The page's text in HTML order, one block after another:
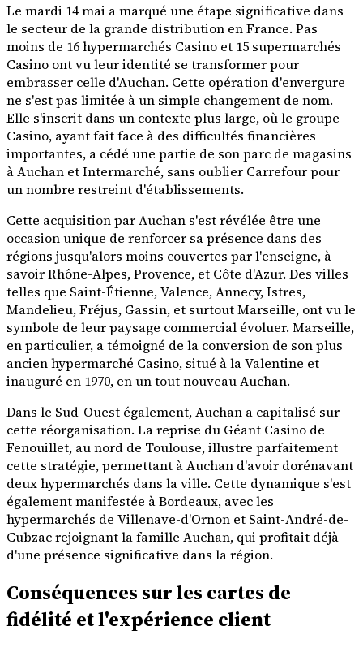
Le mardi 14 mai a marqué une étape significative dans
le secteur de la grande distribution en France. Pas
moins de 16 hypermarchés Casino et 15 supermarchés
Casino ont vu leur identité se transformer pour
embrasser celle d'Auchan. Cette opération d'envergure
ne s'est pas limitée à un simple changement de nom.
Elle s'inscrit dans un contexte plus large, où le groupe
Casino, ayant fait face à des difficultés financières
importantes, a cédé une partie de son parc de magasins
à Auchan et Intermarché, sans oublier Carrefour pour
un nombre restreint d'établissements.
Cette acquisition par Auchan s'est révélée être une
occasion unique de renforcer sa présence dans des
régions jusqu'alors moins couvertes par l'enseigne, à
savoir Rhône-Alpes, Provence, et Côte d'Azur. Des villes
telles que Saint-Étienne, Valence, Annecy, Istres,
Mandelieu, Fréjus, Gassin, et surtout Marseille, ont vu le
symbole de leur paysage commercial évoluer. Marseille,
en particulier, a témoigné de la conversion de son plus
ancien hypermarché Casino, situé à la Valentine et
inauguré en 1970, en un tout nouveau Auchan.
Dans le Sud-Ouest également, Auchan a capitalisé sur
cette réorganisation. La reprise du Géant Casino de
Fenouillet, au nord de Toulouse, illustre parfaitement
cette stratégie, permettant à Auchan d'avoir dorénavant
deux hypermarchés dans la ville. Cette dynamique s'est
également manifestée à Bordeaux, avec les
hypermarchés de Villenave-d'Ornon et Saint-André-de-
Cubzac rejoignant la famille Auchan, qui profitait déjà
d'une présence significative dans la région.
Conséquences sur les cartes de
fidélité et l'expérience client